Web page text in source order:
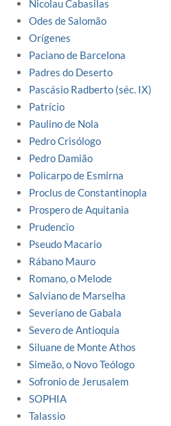
Nicolau Cabasilas
Odes de Salomão
Orígenes
Paciano de Barcelona
Padres do Deserto
Pascásio Radberto (séc. IX)
Patrício
Paulino de Nola
Pedro Crisólogo
Pedro Damião
Policarpo de Esmirna
Proclus de Constantinopla
Prospero de Aquitania
Prudencio
Pseudo Macario
Rábano Mauro
Romano, o Melode
Salviano de Marselha
Severiano de Gabala
Severo de Antioquia
Siluane de Monte Athos
Simeão, o Novo Teólogo
Sofronio de Jerusalem
SOPHIA
Talassio